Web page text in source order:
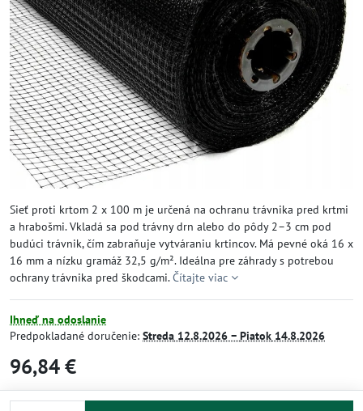
Sieť proti krtom 2 x 100 m je určená na ochranu trávnika pred krtmi
a hrabošmi. Vkladá sa pod trávny drn alebo do pôdy 2–3 cm pod
budúci trávnik, čím zabraňuje vytváraniu krtincov. Má pevné oká 16 x
16 mm a nízku gramáž 32,5 g/m². Ideálna pre záhrady s potrebou
ochrany trávnika pred škodcami.Čítajte viac
Ihneď na odoslanie
Predpokladané doručenie: Streda 12.8.2026 − Piatok 14.8.2026
96,84 €